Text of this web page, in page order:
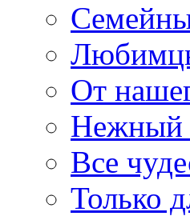
От
Нежный
Все
Только